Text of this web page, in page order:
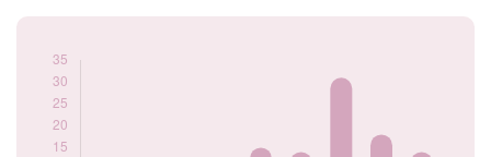
Popularité du
prénom Liyam par
année